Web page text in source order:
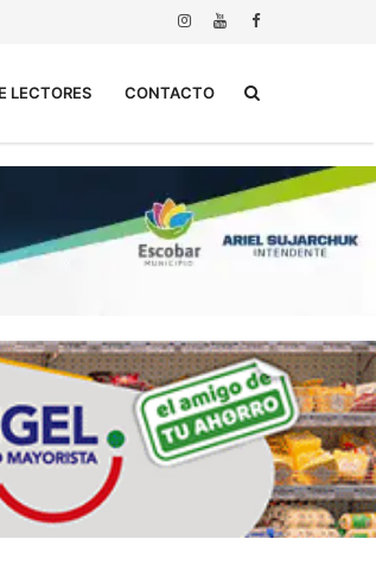
LECTORES CONTACTO